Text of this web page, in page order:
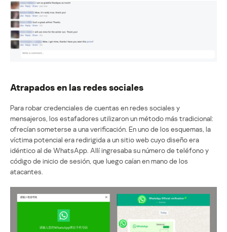
Atrapados en las redes sociales
Para robar credenciales de cuentas en redes sociales y
mensajeros, los estafadores utilizaron un método más tradicional:
ofrecían someterse a una verificación. En uno de los esquemas, la
víctima potencial era redirigida a un sitio web cuyo diseño era
idéntico al de WhatsApp. Allí ingresaba su número de teléfono y
código de inicio de sesión, que luego caían en mano de los
atacantes.